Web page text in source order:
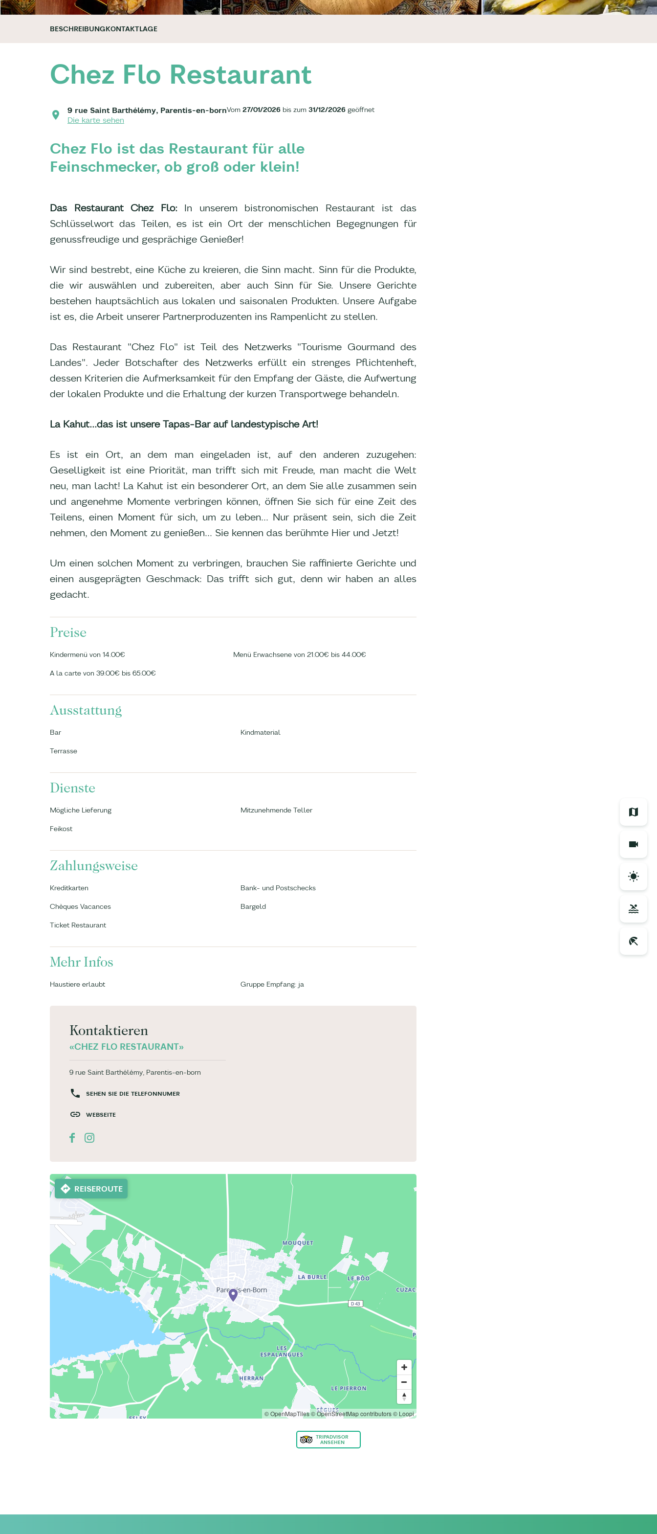
BESCHREIBUNGKONTAKTLAGE
Chez Flo Restaurant
9 rue Saint Barthélémy, Parentis-en-born
Die karte sehen
Vom 27/01/2026 bis zum 31/12/2026 geöffnet
Chez Flo ist das Restaurant für alle
Feinschmecker, ob groß oder klein!
Das Restaurant Chez Flo:In unserem bistronomischen Restaurant ist das
Schlüsselwort das Teilen, es ist ein Ort der menschlichen Begegnungen für
genussfreudige und gesprächige Genießer!
Wir sind bestrebt, eine Küche zu kreieren, die Sinn macht. Sinn für die Produkte,
die wir auswählen und zubereiten, aber auch Sinn für Sie. Unsere Gerichte
bestehen hauptsächlich aus lokalen und saisonalen Produkten. Unsere Aufgabe
ist es, die Arbeit unserer Partnerproduzenten ins Rampenlicht zu stellen.
Das Restaurant "Chez Flo" ist Teil des Netzwerks "Tourisme Gourmand des
Landes". Jeder Botschafter des Netzwerks erfüllt ein strenges Pflichtenheft,
dessen Kriterien die Aufmerksamkeit für den Empfang der Gäste, die Aufwertung
der lokalen Produkte und die Erhaltung der kurzen Transportwege behandeln.
La Kahut...das ist unsere Tapas-Bar auf landestypische Art!
Es ist ein Ort, an dem man eingeladen ist, auf den anderen zuzugehen:
Geselligkeit ist eine Priorität, man trifft sich mit Freude, man macht die Welt
neu, man lacht! La Kahut ist ein besonderer Ort, an dem Sie alle zusammen sein
und angenehme Momente verbringen können, öffnen Sie sich für eine Zeit des
Teilens, einen Moment für sich, um zu leben... Nur präsent sein, sich die Zeit
nehmen, den Moment zu genießen... Sie kennen das berühmte Hier und Jetzt!
Um einen solchen Moment zu verbringen, brauchen Sie raffinierte Gerichte und
einen ausgeprägten Geschmack: Das trifft sich gut, denn wir haben an alles
gedacht.
Preise
Kindermenü von 14.00€ Menü Erwachsene von 21.00€ bis 44.00€
A la carte von 39.00€ bis 65.00€
Ausstattung
Bar Kindmaterial
Terrasse
Dienste
Mögliche Lieferung Mitzunehmende Teller
Feikost
Zahlungsweise
Kreditkarten Bank- und Postschecks
Chèques Vacances Bargeld
Ticket Restaurant
Mehr Infos
Haustiere erlaubt Gruppe Empfang: ja
Kontaktieren
«CHEZ FLO RESTAURANT»
9 rue Saint Barthélémy, Parentis-en-born
SEHEN SIE DIE TELEFONNUMER
WEBSEITE
REISEROUTE
© OpenMapTiles© OpenStreetMap contributors© Loopi
TRIPADVISOR
ANSEHEN